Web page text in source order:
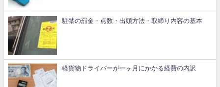
駐禁の罰金・点数・出頭方法・取締り内容の基本
軽貨物ドライバーが一ヶ月にかかる経費の内訳